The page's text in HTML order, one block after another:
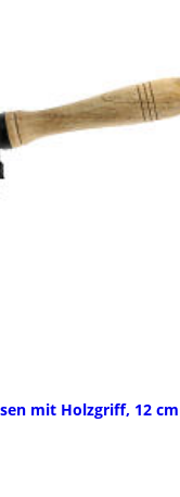
mit Holzgriff, 12 cm